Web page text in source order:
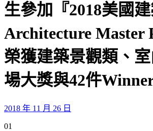
生參加『2018美國
Architecture Master
榮獲建築景觀類、
場大獎與42件Winner
2018 年 11 月 26 日
01